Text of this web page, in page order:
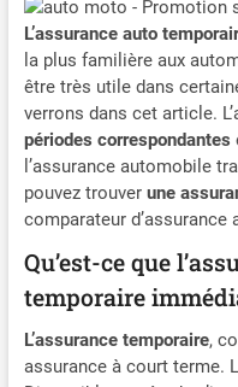
L’assurance auto
la plus familière aux
être très utile dans
verrons dans cet article.
périodes correspondantes
l’assurance automobile
pouvez trouverune
comparateur d’assurance
Qu’est-ce que
temporaire
L’assurance temporaire,
assurance à court terme.